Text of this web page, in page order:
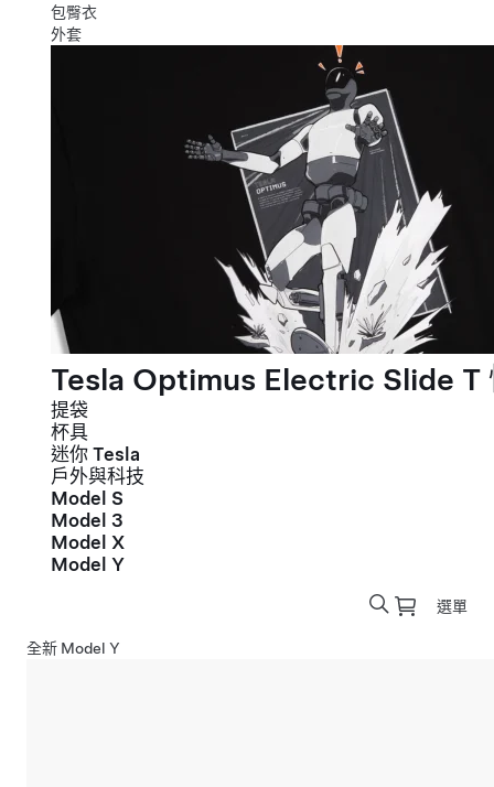
包臀衣
外套
Tesla Optimus Electric Slide T
提袋
杯具
迷你 Tesla
戶外與科技
Model S
Model 3
Model X
Model Y
選單
全新 Model Y